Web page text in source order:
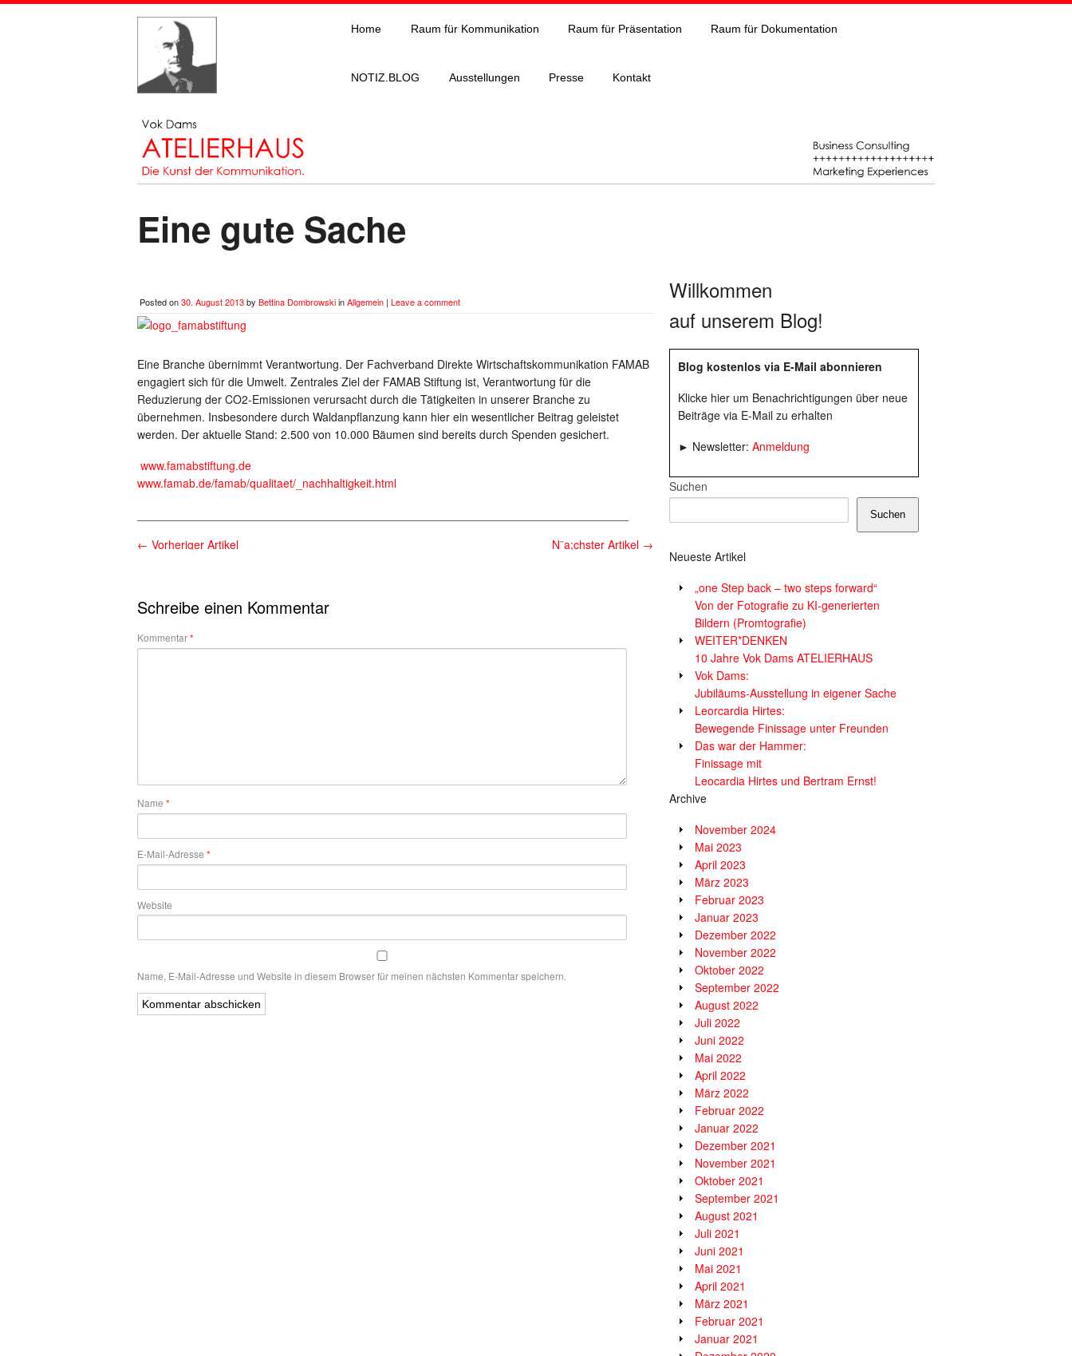
Home Raum für Kommunikation Raum für Präsentation Raum für Dokumentation
NOTIZ.BLOG Ausstellungen Presse Kontakt
Eine gute Sache
Posted on30. August 2013by Bettina DombrowskiinAllgemein | Leave a comment
Eine Branche übernimmt Verantwortung. Der Fachverband Direkte Wirtschaftskommunikation FAMAB
engagiert sich für die Umwelt. Zentrales Ziel der FAMAB Stiftung ist, Verantwortung für die
Reduzierung der CO2-Emissionen verursacht durch die Tätigkeiten in unserer Branche zu
übernehmen. Insbesondere durch Waldanpflanzung kann hier ein wesentlicher Beitrag geleistet
werden. Der aktuelle Stand: 2.500 von 10.000 Bäumen sind bereits durch Spenden gesichert.
www.famabstiftung.de
www.famab.de/famab/qualitaet/_nachhaltigkeit.html
← Vorheriger Artikel N¨a;chster Artikel →
Schreibe einen Kommentar
Kommentar*
Name *
E-Mail-Adresse *
Website
Name, E-Mail-Adresse und Website in diesem Browser für meinen nächsten Kommentar speichern.
Willkommen
auf unserem Blog!
Blog kostenlos via E-Mail abonnieren
Klicke hier um Benachrichtigungen über neue
Beiträge via E-Mail zu erhalten
► Newsletter: Anmeldung
Suchen
Suchen
Neueste Artikel
„one Step back – two steps forward“
Von der Fotografie zu KI-generierten
Bildern (Promtografie)
WEITER*DENKEN
10 Jahre Vok Dams ATELIERHAUS
Vok Dams:
Jubiläums-Ausstellung in eigener Sache
Leorcardia Hirtes:
Bewegende Finissage unter Freunden
Das war der Hammer:
Finissage mit
Leocardia Hirtes und Bertram Ernst!
Archive
November 2024
Mai 2023
April 2023
März 2023
Februar 2023
Januar 2023
Dezember 2022
November 2022
Oktober 2022
September 2022
August 2022
Juli 2022
Juni 2022
Mai 2022
April 2022
März 2022
Februar 2022
Januar 2022
Dezember 2021
November 2021
Oktober 2021
September 2021
August 2021
Juli 2021
Juni 2021
Mai 2021
April 2021
März 2021
Februar 2021
Januar 2021